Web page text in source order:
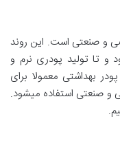
و صنعتی است. این روند
و تا تولید پودری نرم و
بهداشتی معمولا برای
و صنعتی استفاده میشود.